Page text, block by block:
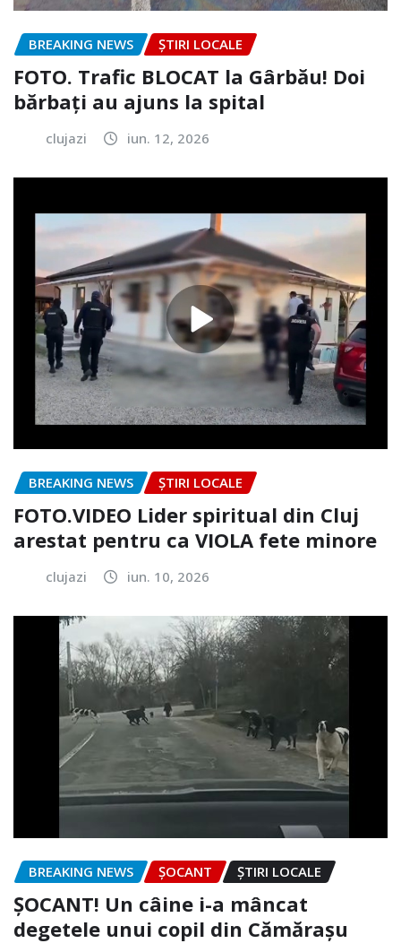
BREAKING NEWS ȘTIRI LOCALE
FOTO. Trafic BLOCAT la Gârbău! Doi
bărbați au ajuns la spital
clujazi iun. 12, 2026
BREAKING NEWS ȘTIRI LOCALE
FOTO.VIDEO Lider spiritual din Cluj
arestat pentru ca VIOLA fete minore
clujazi iun. 10, 2026
BREAKING NEWS ȘOCANT ȘTIRI LOCALE
ȘOCANT! Un câine i-a mâncat
degetele unui copil din Cămărașu